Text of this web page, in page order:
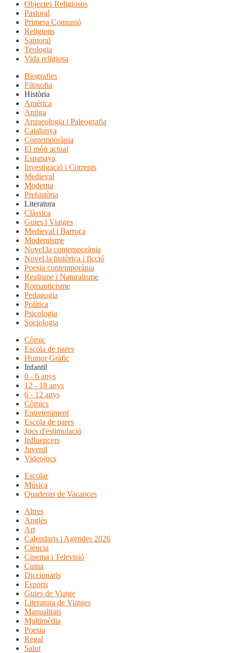
Objectes Religiosos
Pastoral
Primera Comunió
Religions
Santoral
Teologia
Vida religiosa
Biografies
Filosofia
Història
Amèrica
Antiga
Arqueologia i Paleografia
Catalunya
Contemporània
El món actual
Espanaya
Investigació i Corrents
Medieval
Moderna
Prehistòria
Literatura
Clàssica
Guies i Viatges
Medieval i Barroca
Modernisme
Novel.la contemporània
Novel.la històrica i ficció
Poesia contemporània
Realisme i Naturalisme
Romanticisme
Pedagogia
Política
Psicologia
Sociologia
Còmic
Escola de pares
Humor Gràfic
Infantil
0 - 6 anys
12 - 18 anys
6 - 12 anys
Còmics
Entreteniment
Escola de pares
Jocs d'estimulació
Influencers
Juvenil
Videojocs
Escolar
Música
Quaderns de Vacances
Altres
Anglès
Art
Calendaris i Agendes 2026
Ciència
Cinema i Televisió
Cuina
Diccionaris
Esports
Guies de Viatge
Literatura de Viatges
Manualitats
Multimèdia
Poesia
Regal
Salut